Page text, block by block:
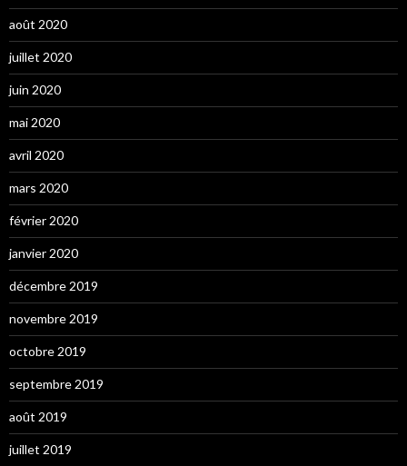
août 2020
juillet 2020
juin 2020
mai 2020
avril 2020
mars 2020
février 2020
janvier 2020
décembre 2019
novembre 2019
octobre 2019
septembre 2019
août 2019
juillet 2019